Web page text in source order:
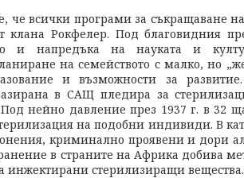
че всички програми за съкращаване
клана Рокфелер. Под благовидния
и напредъка на науката и
на семейството с малко, но
и възможности за
в САЩ пледира за
Под нейно давление през 1937 г. в 32
на подобни индивиди. В
криминално проявени и дори
в страните на Африка добива
инжектирани стерилизиращи вещества.